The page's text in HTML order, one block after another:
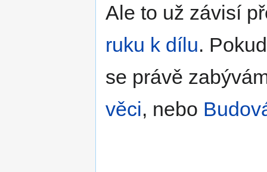
Ale to už závisí
ruku k dílu.
se právě
věci, nebo